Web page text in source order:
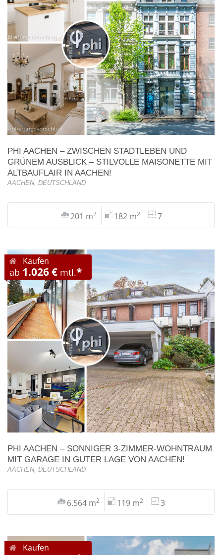
PHI AACHEN – ZWISCHEN STADTLEBEN UND
GRÜNEM AUSBLICK – STILVOLLE MAISONETTE MIT
ALTBAUFLAIR IN AACHEN!
AACHEN, DEUTSCHLAND
201 m2 182 m2 7
Kaufen
ab 1.026 € mtl.*
PHI AACHEN – SONNIGER 3-ZIMMER-WOHNTRAUM
MIT GARAGE IN GUTER LAGE VON AACHEN!
AACHEN, DEUTSCHLAND
6.564 m2 119 m2 3
Kaufen